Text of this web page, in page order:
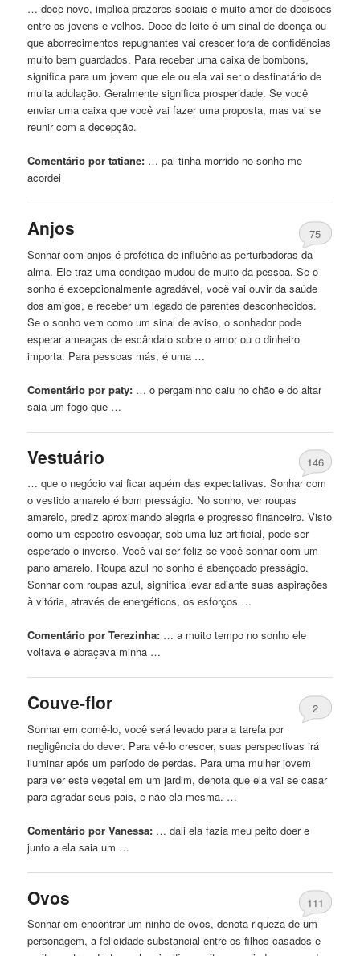
… doce novo, implica prazeres sociais e muito amor de decisões
entre os jovens e velhos. Doce deleite é um sinal de doença ou
que aborrecimentos repugnantes vai crescer fora de confidências
muito bem guardados. Para receber uma caixa de bombons,
significa para um jovem que ele ou ela vai ser o destinatário de
muita adulação. Geralmente significa prosperidade. Se você
enviar uma caixa que você vai fazer uma proposta, mas vai se
reunir com a decepção.
Comentário por tatiane: … pai tinha morrido no sonho me
acordei
Anjos
75
Sonhar com anjos é profética de influências perturbadoras da
alma. Ele traz uma condição mudou de muito da pessoa. Se o
sonho é excepcionalmente agradável, você vai ouvir da saúde
dos amigos, e receber um legado de parentes desconhecidos.
Se o sonho vem como um sinal de aviso, o sonhador pode
esperar ameaças de escândalo sobre o amor ou o dinheiro
importa. Para pessoas más, é uma …
Comentário por paty: … o pergaminho caiu no chão e do altar
saia um fogo que …
Vestuário
146
… que o negócio vai ficar aquém das expectativas. Sonhar com
o vestido amarelo é bom presságio. No sonho, ver roupas
amarelo, prediz aproximando alegria e progresso financeiro. Visto
como um espectro esvoaçar, sob uma luz artificial, pode ser
esperado o inverso. Você vai ser feliz se você sonhar com um
pano amarelo. Roupa azul no sonho é abençoado presságio.
Sonhar com roupas azul, significa levar adiante suas aspirações
à vitória, através de energéticos, os esforços …
Comentário por Terezinha: … a muito tempo no sonho ele
voltava e abraçava minha …
Couve-flor
2
Sonhar em comê-lo, você será levado para a tarefa por
negligência do dever. Para vê-lo crescer, suas perspectivas irá
iluminar após um período de perdas. Para uma mulher jovem
para ver este vegetal em um jardim, denota que ela vai se casar
para agradar seus pais, e não ela mesma. …
Comentário por Vanessa: … dali ela fazia meupeito doer e
junto a ela saia um …
Ovos
111
Sonhar em encontrar um ninho de ovos, denota riqueza de um
personagem, a felicidade substancial entre os filhos casados ​​e